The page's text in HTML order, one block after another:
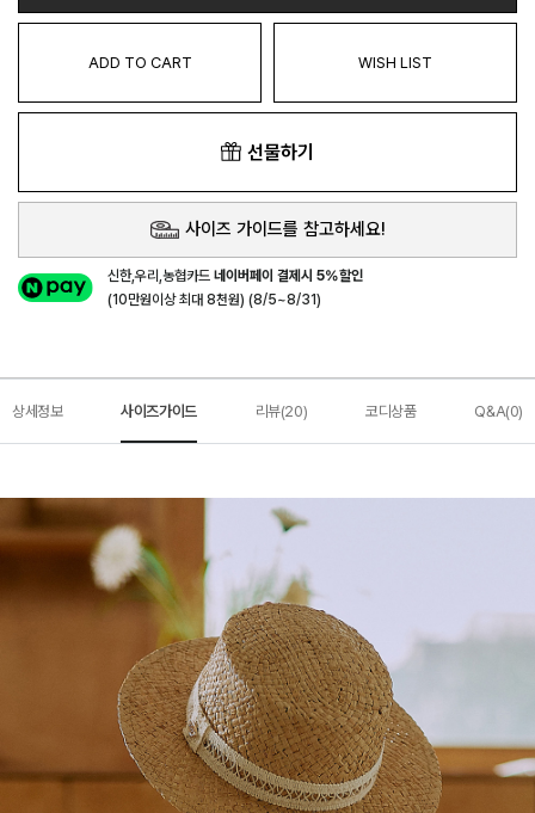
ADD TO CART WISH LIST
선물하기
사이즈 가이드를 참고하세요!
신한,우리,농협카드네이버페이 결제시 5%할인
(10만원이상 최대 8천원) (8/5~8/31)
상세정보 사이즈가이드 리뷰(20) 코디상품 Q&A(0)